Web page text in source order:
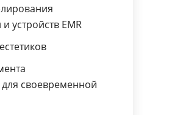
устройств EMR
своевременной